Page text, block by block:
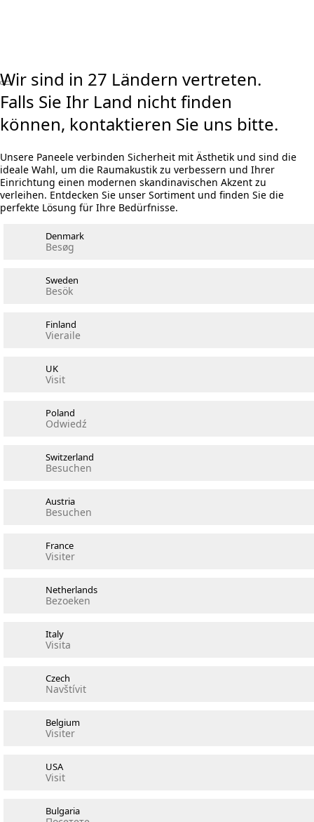
Wir sind in 27 Ländern vertreten.
Falls Sie Ihr Land nicht finden
können, kontaktieren Sie uns bitte.
Unsere Paneele verbinden Sicherheit mit Ästhetik und sind die
ideale Wahl, um die Raumakustik zu verbessern und Ihrer
Einrichtung einen modernen skandinavischen Akzent zu
verleihen. Entdecken Sie unser Sortiment und finden Sie die
perfekte Lösung für Ihre Bedürfnisse.
Denmark
Besøg
Sweden
Besök
Finland
Vieraile
UK
Visit
Poland
Odwiedź
Switzerland
Besuchen
Austria
Besuchen
France
Visiter
Netherlands
Bezoeken
Italy
Visita
Czech
Navštívit
Belgium
Visiter
USA
Visit
Bulgaria